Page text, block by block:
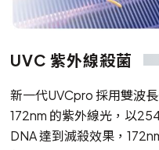
UVC 紫外線殺菌
新一代UVCpro 採用雙波
172nm 的紫外線光，以
DNA 達到滅殺效果，